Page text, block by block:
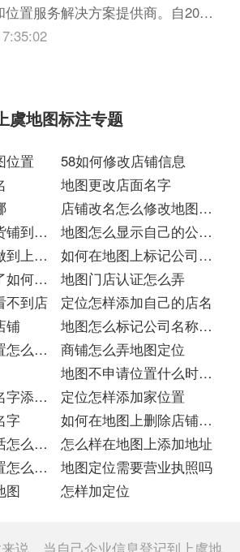
位置服务解决方案提供商。自2002
，经过不懈努力和艰辛探索，积
，地图还为用户提供打车、酒店...
虞地图标注专题
位置
铺到自
到上去
如何修
不到店
铺
怎么取
字添加
字
怎么修
怎么上
图
58如何修改店铺信息
地图更改店面名字
店铺改名怎么修改地图的
名字
地图怎么显示自己的公司
名称
如何在地图上标记公司位
置
地图门店认证怎么弄
定位怎样添加自己的店名
地图怎么标记公司名称和
地点
商铺怎么弄地图定位
地图不申请位置什么时候
标注
定位怎样添加家位置
如何在地图上删除店铺位
置
怎么样在地图上添加地址
地图定位需要营业执照吗
怎样加定位
说，当自己企业信息登记到上虞地